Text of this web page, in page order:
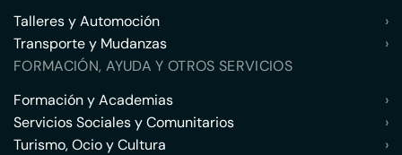
Talleres y Automoción
›
Transporte y Mudanzas
›
FORMACIÓN, AYUDA Y OTROS SERVICIOS
Formación y Academias
›
Servicios Sociales y Comunitarios
›
Turismo, Ocio y Cultura
›